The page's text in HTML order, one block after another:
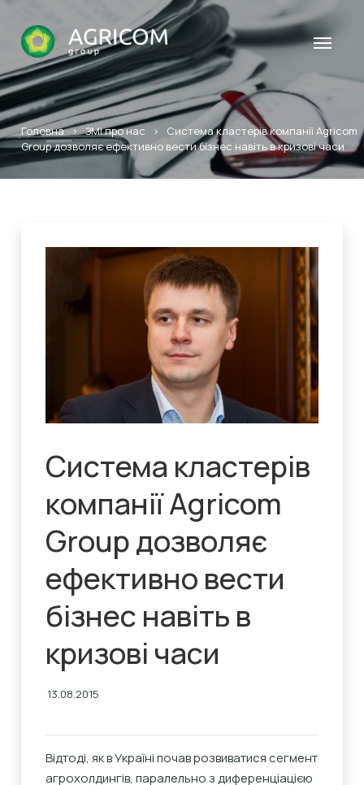
Головна>ЗМІ про нас > Система кластерів компанії Agricom
Group дозволяє ефективно вести бізнес навіть в кризові часи
Система кластерів
компанії Agricom
Group дозволяє
ефективно вести
бізнес навіть в
кризові часи
13.08.2015
Відтоді, як в Україні почав розвиватися сегмент
агрохолдингів, паралельно з диференціацією